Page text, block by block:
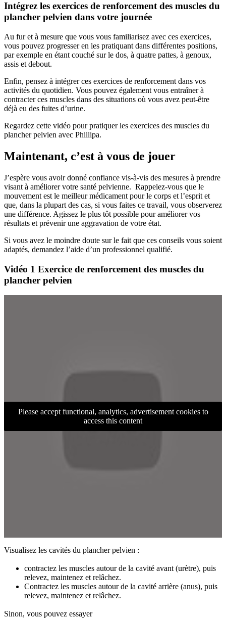
Intégrez les exercices de renforcement des muscles du
plancher pelvien dans votre journée
Au fur et à mesure que vous vous familiarisez avec ces exercices,
vous pouvez progresser en les pratiquant dans différentes positions,
par exemple en étant couché sur le dos, à quatre pattes, à genoux,
assis et debout.
Enfin, pensez à intégrer ces exercices de renforcement dans vos
activités du quotidien. Vous pouvez également vous entraîner à
contracter ces muscles dans des situations où vous avez peut-être
déjà eu des fuites d’urine.
Regardez cette vidéo pour pratiquer les exercices des muscles du
plancher pelvien avec Phillipa.
Maintenant, c’est à vous de jouer
J’espère vous avoir donné confiance vis-à-vis des mesures à prendre
visant à améliorer votre santé pelvienne. Rappelez-vous que le
mouvement est le meilleur médicament pour le corps et l’esprit et
que, dans la plupart des cas, si vous faites ce travail, vous observerez
une différence. Agissez le plus tôt possible pour améliorer vos
résultats et prévenir une aggravation de votre état.
Si vous avez le moindre doute sur le fait que ces conseils vous soient
adaptés, demandez l’aide d’un professionnel qualifié.
Vidéo 1 Exercice de renforcement des muscles du
plancher pelvien
Please accept functional, analytics, advertisement cookies to
access this content
Visualisez les cavités du plancher pelvien :
contractez les muscles autour de la cavité avant (urètre), puis
relevez, maintenez et relâchez.
Contractez les muscles autour de la cavité arrière (anus), puis
relevez, maintenez et relâchez.
Sinon, vous pouvez essayer